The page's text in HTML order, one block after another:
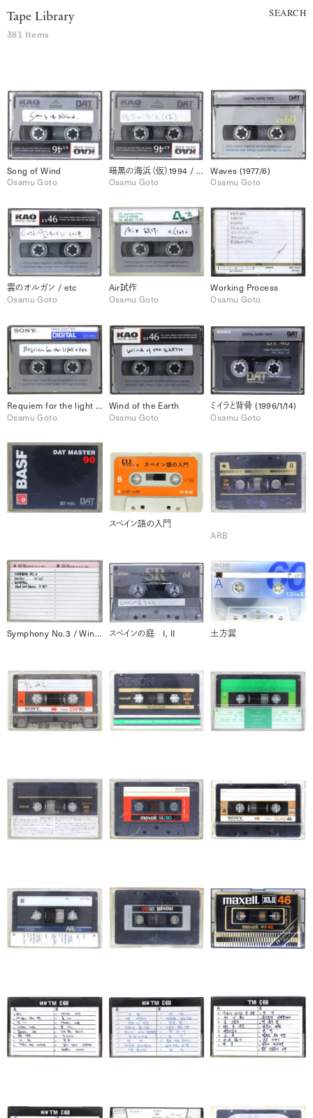
Tape Library
381 Items
SEARCH
Song of Wind
Osamu Goto
暗黒の海浜（仮）1994 / マタハリ 1992
Osamu Goto
Waves (1977/6)
Osamu Goto
雲のオルガン / etc
Osamu Goto
Air試作
Osamu Goto
Working Process
Osamu Goto
Requiem for the light & sea
Osamu Goto
Wind of the Earth
Osamu Goto
ミイラと背骨 (1996/1/14)
Osamu Goto
スペイン語の入門
ARB
Symphony No.3 / Windfall スペインの庭 I, II 土方巽